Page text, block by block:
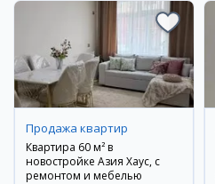
Продажа квартир
Квартира 60 м² в
новостройке Азия Хаус, с
ремонтом и мебелью